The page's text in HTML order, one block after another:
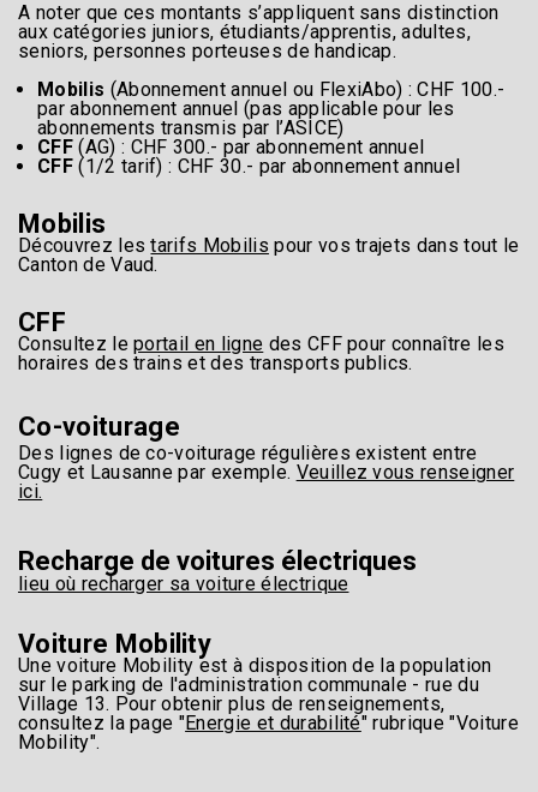
A noter que ces montants s’appliquent sans distinction
aux catégories juniors, étudiants/apprentis, adultes,
seniors, personnes porteuses de handicap.
Mobilis (Abonnement annuel ou FlexiAbo) : CHF 100.-
par abonnement annuel (pas applicable pour les
abonnements transmis par l’ASICE)
CFF(AG) : CHF 300.- par abonnement annuel
CFF(1/2 tarif) : CHF 30.- par abonnement annuel
Mobilis
Découvrez lestarifs Mobilis pour vos trajets dans tout le
Canton de Vaud.
CFF
Consultez leportail en ligne des CFF pour connaître les
horaires des trains et des transports publics.
Co-voiturage
Des lignes de co-voiturage régulières existent entre
Cugy et Lausanne par exemple. Veuillez vous renseigner
ici.
Recharge de voitures électriques
lieu où recharger sa voiture électrique
Voiture Mobility
Une voiture Mobility est à disposition de la population
sur le parking de l'administration communale - rue du
Village 13. Pour obtenir plus de renseignements,
consultez la page "Energie et durabilité" rubrique "Voiture
Mobility".